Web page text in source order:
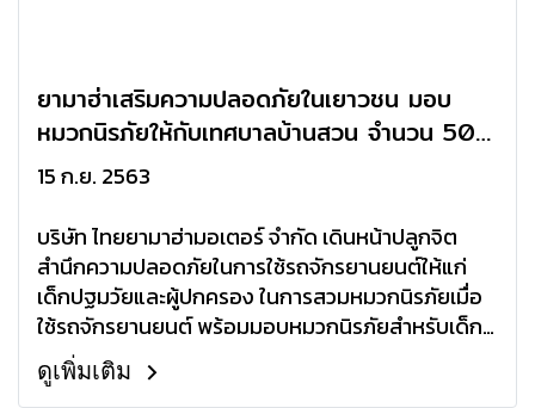
ยามาฮ่าเสริมความปลอดภัยในเยาวชน มอบ
หมวกนิรภัยให้กับเทศบาลบ้านสวน จำนวน 50
ใบ
15 ก.ย. 2563
บริษัท ไทยยามาฮ่ามอเตอร์ จำกัด เดินหน้าปลูกจิต
สำนึกความปลอดภัยในการใช้รถจักรยานยนต์ให้แก่
เด็กปฐมวัยและผู้ปกครอง ในการสวมหมวกนิรภัยเมื่อ
ใช้รถจักรยานยนต์ พร้อมมอบหมวกนิรภัยสำหรับเด็ก
จำนวน 50 ใบ
ดูเพิ่มเติม